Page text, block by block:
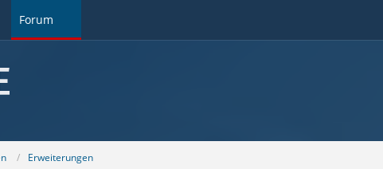
Forum
Erweiterungen